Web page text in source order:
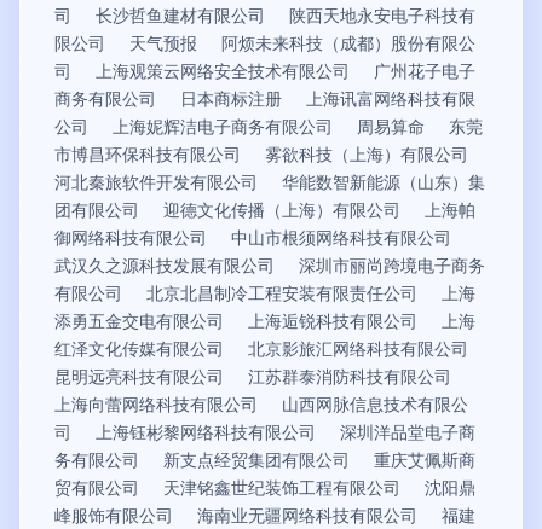
司
长沙哲鱼建材有限公司
陕西天地永安电子科技有
限公司
天气预报
阿烦未来科技（成都）股份有限公
司
上海观策云网络安全技术有限公司
广州花子电子
商务有限公司
日本商标注册
上海讯富网络科技有限
公司
上海妮辉洁电子商务有限公司 周易算命
东莞
市博昌环保科技有限公司
雾欲科技（上海）有限公司
河北秦旅软件开发有限公司
华能数智新能源（山东）集
团有限公司
迎德文化传播（上海）有限公司
上海帕
御网络科技有限公司
中山市根须网络科技有限公司
武汉久之源科技发展有限公司
深圳市丽尚跨境电子商务
有限公司
北京北昌制冷工程安装有限责任公司
上海
添勇五金交电有限公司
上海逅锐科技有限公司
上海
红泽文化传媒有限公司
北京影旅汇网络科技有限公司
昆明远亮科技有限公司
江苏群泰消防科技有限公司
上海向蕾网络科技有限公司
山西网脉信息技术有限公
司
上海钰彬黎网络科技有限公司
深圳洋品堂电子商
务有限公司
新支点经贸集团有限公司
重庆艾佩斯商
贸有限公司
天津铭鑫世纪装饰工程有限公司
沈阳鼎
峰服饰有限公司
海南业无疆网络科技有限公司
福建